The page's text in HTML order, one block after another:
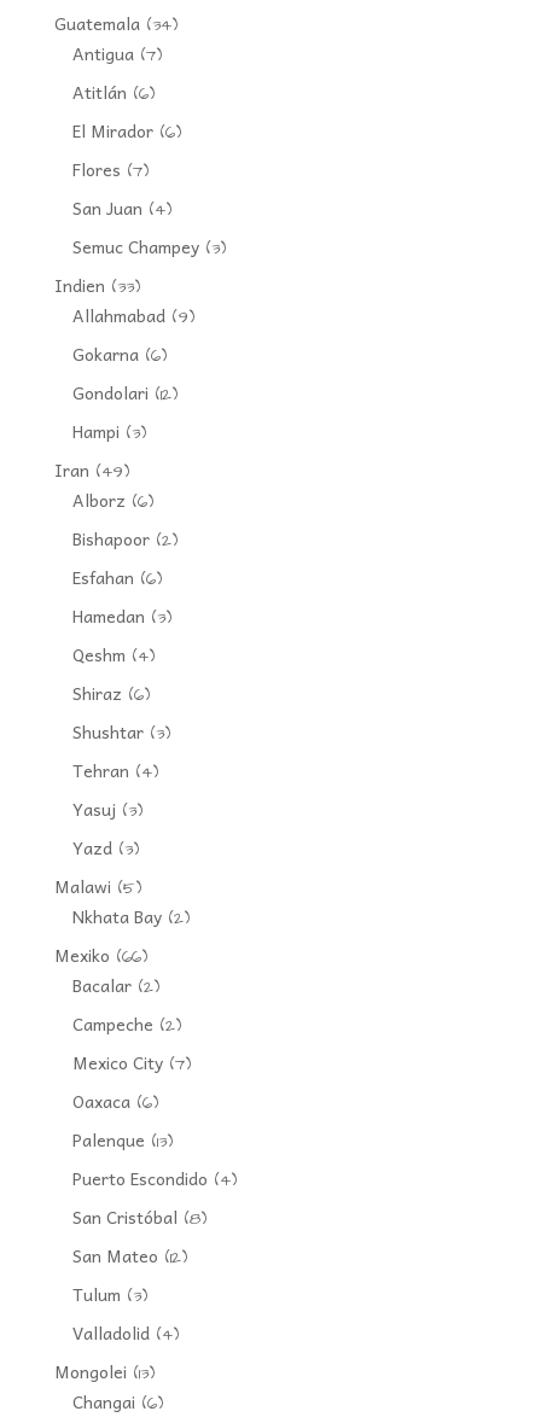
Guatemala(34)
Antigua(7)
Atitlán (6)
El Mirador(6)
Flores (7)
San Juan (4)
Semuc Champey(3)
Indien (33)
Allahmabad(9)
Gokarna(6)
Gondolari (12)
Hampi (3)
Iran (49)
Alborz (6)
Bishapoor(2)
Esfahan (6)
Hamedan (3)
Qeshm (4)
Shiraz (6)
Shushtar(3)
Tehran (4)
Yasuj (3)
Yazd(3)
Malawi (5)
Nkhata Bay(2)
Mexiko (66)
Bacalar(2)
Campeche (2)
Mexico City(7)
Oaxaca(6)
Palenque (13)
Puerto Escondido (4)
San Cristóbal (8)
San Mateo (12)
Tulum (3)
Valladolid(4)
Mongolei (13)
Changai (6)